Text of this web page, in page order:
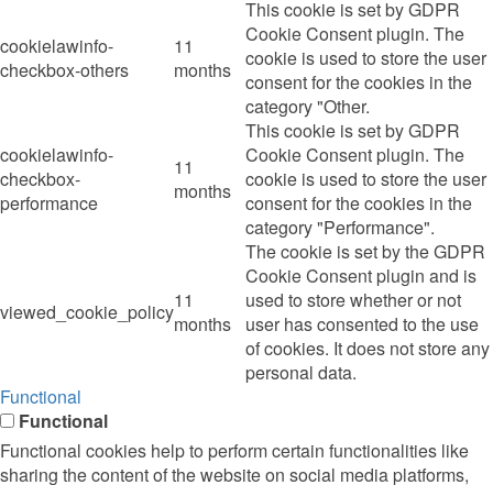
cookielawinfo-
checkbox-others
11
months
This cookie is set by GDPR
Cookie Consent plugin. The
cookie is used to store the user
consent for the cookies in the
category "Other.
cookielawinfo-
checkbox-
performance
11
months
This cookie is set by GDPR
Cookie Consent plugin. The
cookie is used to store the user
consent for the cookies in the
category "Performance".
viewed_cookie_policy11
months
The cookie is set by the GDPR
Cookie Consent plugin and is
used to store whether or not
user has consented to the use
of cookies. It does not store any
personal data.
Functional
Functional
Functional cookies help to perform certain functionalities like
sharing the content of the website on social media platforms,